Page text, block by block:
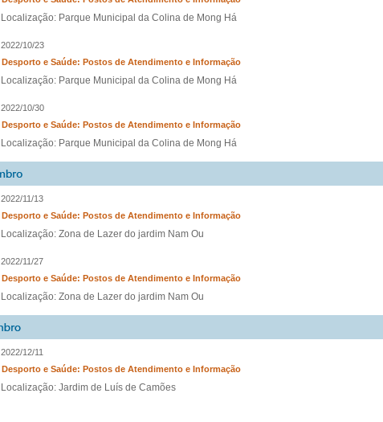
Localização: Parque Municipal da Colina de Mong Há
2022/10/23
Desporto e Saúde: Postos de Atendimento e Informação
Localização: Parque Municipal da Colina de Mong Há
2022/10/30
Desporto e Saúde: Postos de Atendimento e Informação
Localização: Parque Municipal da Colina de Mong Há
2022/11/13
Desporto e Saúde: Postos de Atendimento e Informação
Localização: Zona de Lazer do jardim Nam Ou
2022/11/27
Desporto e Saúde: Postos de Atendimento e Informação
Localização: Zona de Lazer do jardim Nam Ou
2022/12/11
Desporto e Saúde: Postos de Atendimento e Informação
Localização: Jardim de Luís de Camões